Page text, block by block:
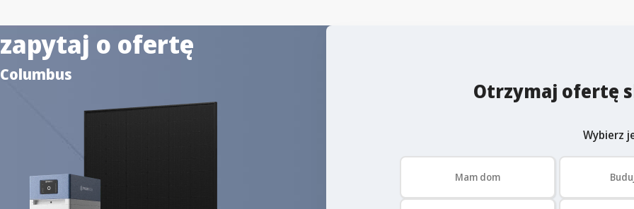
zapytaj o ofertę
Columbus
Otrzymaj ofertę
Wybierz
Mam dom